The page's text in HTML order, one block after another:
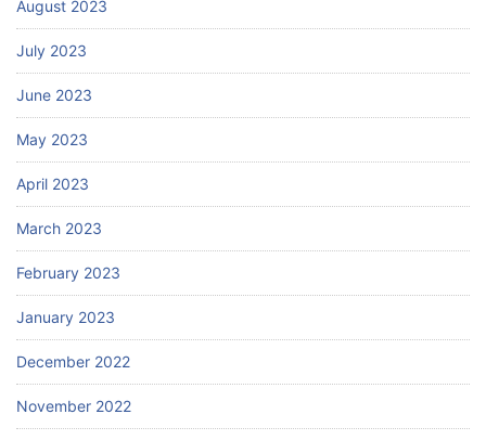
August 2023
July 2023
June 2023
May 2023
April 2023
March 2023
February 2023
January 2023
December 2022
November 2022